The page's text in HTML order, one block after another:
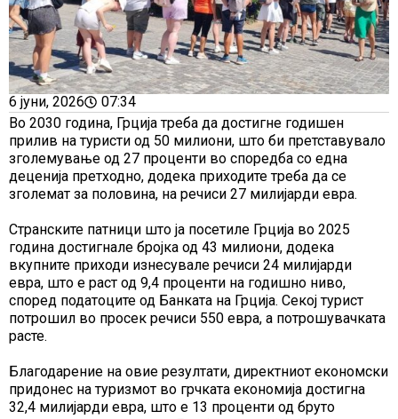
6 јуни, 2026
07:34
Во 2030 година, Грција треба да достигне годишен
прилив на туристи од 50 милиони, што би претставувало
зголемување од 27 проценти во споредба со една
деценија претходно, додека приходите треба да се
зголемат за половина, на речиси 27 милијарди евра.
Странските патници што ја посетиле Грција во 2025
година достигнале бројка од 43 милиони, додека
вкупните приходи изнесувале речиси 24 милијарди
евра, што е раст од 9,4 проценти на годишно ниво,
според податоците од Банката на Грција. Секој турист
потрошил во просек речиси 550 евра, а потрошувачката
расте.
Благодарение на овие резултати, директниот економски
придонес на туризмот во грчката економија достигна
32,4 милијарди евра, што е 13 проценти од бруто